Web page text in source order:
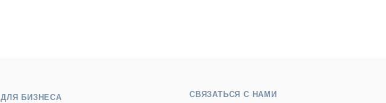
ДЛЯ БИЗНЕСА СВЯЗАТЬСЯ С НАМИ